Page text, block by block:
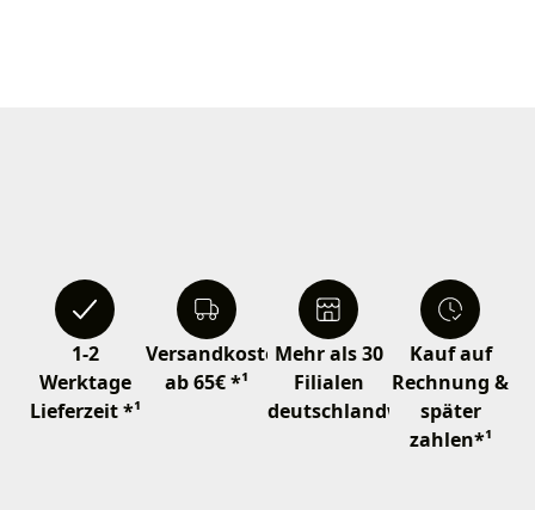
1-2
Werktage
Lieferzeit *¹
Versandkostenfrei
ab 65€ *¹
Mehr als 30
Filialen
deutschlandweit
Kauf auf
Rechnung &
später
zahlen*¹